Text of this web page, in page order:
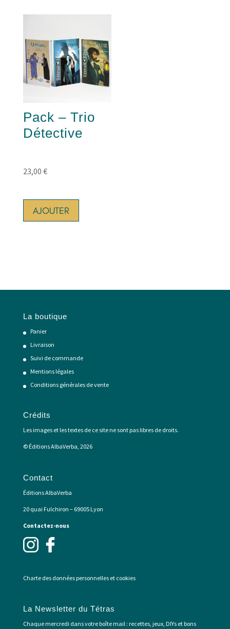
Pack – Trio
Détective
23,00 €
AJOUTER
La boutique
Panier
Livraison
Suivi de commande
Mentions légales
Conditions générales de vente
Crédits
Les images et les textes de ce site ne sont pas libres de droits.
© Éditions AlbaVerba, 2026
Contact
Éditions AlbaVerba
20 quai Fulchiron – 69005 Lyon
Contactez-nous
Charte des données personnelles et cookies
La Newsletter du Tétras
Chaque mercredi dans votre boîte mail : recettes, jeux, DIYs et bons